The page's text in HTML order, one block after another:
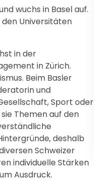
wuchs in Basel auf.
Universitäten
in der
in Zürich.
Beim Basler
und
Sport oder
Themen auf den
deshalb
Schweizer
individuelle Stärken
Ausdruck.